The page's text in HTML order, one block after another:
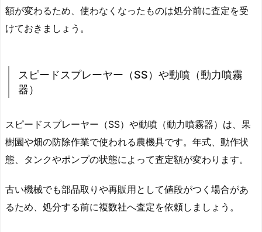
額が変わるため、使わなくなったものは処分前に査定を受
けておきましょう。
スピードスプレーヤー（SS）や動噴（動力噴霧
器）
スピードスプレーヤー（SS）や動噴（動力噴霧器）は、果
樹園や畑の防除作業で使われる農機具です。年式、動作状
態、タンクやポンプの状態によって査定額が変わります。
古い機械でも部品取りや再販用として値段がつく場合があ
るため、処分する前に複数社へ査定を依頼しましょう。